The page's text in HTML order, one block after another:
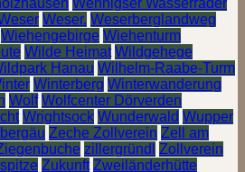
Weser. Weserberglandweg
Wiehengebirge Wiehenturm
Wilde Heimat Wildgehege
Hanau Wilhelm-Raabe-Turm
Winterberg Winterwanderung
Wolf Wolfcenter Dörverden
Wrightsock Wunderwald Wupper
Zeche Zollverein Zell am
zillergründl Zollverein
Zukunft Zweiländerhütte